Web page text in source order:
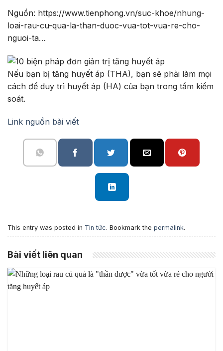
Nguồn: https://www.tienphong.vn/suc-khoe/nhung-
loai-rau-cu-qua-la-than-duoc-vua-tot-vua-re-cho-
nguoi-ta…
Nếu bạn bị tăng huyết áp (THA), bạn sẽ phải làm mọi
cách để duy trì huyết áp (HA) của bạn trong tầm kiểm
soát.
Link nguồn bài viết
This entry was posted in Tin tức. Bookmark the permalink.
Bài viết liên quan